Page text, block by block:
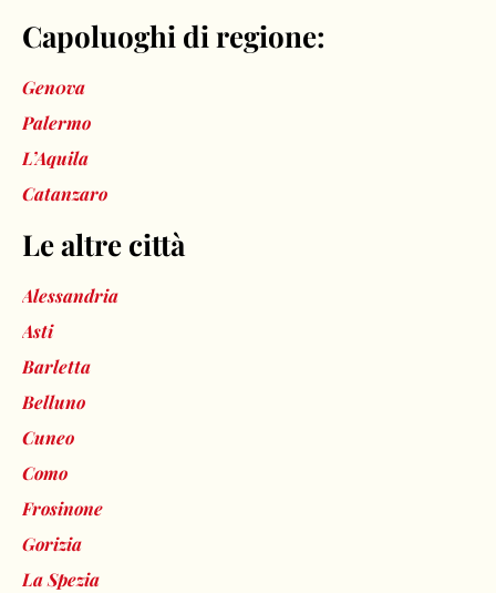
Capoluoghi di regione:
Gen0va
Palermo
L’Aquila
Catanzaro
Le altre città
Alessandria
Asti
Barletta
Belluno
Cuneo
Como
Frosinone
Gorizia
La Spezia